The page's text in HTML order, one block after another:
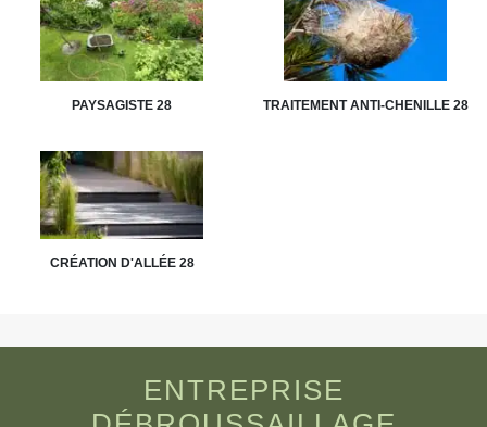
PAYSAGISTE 28 TRAITEMENT ANTI-CHENILLE 28
CRÉATION D'ALLÉE 28
ENTREPRISE